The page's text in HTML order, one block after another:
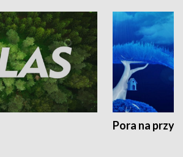
Pora na